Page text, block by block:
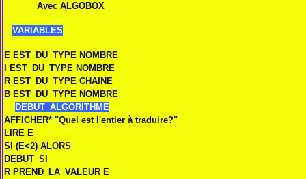
Avec ALGOBOX
VARIABLES
E EST_DU_TYPE NOMBRE
I EST_DU_TYPE NOMBRE
R EST_DU_TYPE CHAINE
B EST_DU_TYPE NOMBRE
DEBUT_ALGORITHME
AFFICHER* "Quel est l'entier à traduire?"
LIRE E
SI (E<2) ALORS
DEBUT_SI
R PREND_LA_VALEUR E